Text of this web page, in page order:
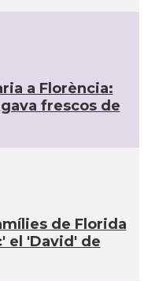
a Florència:
frescos de
de Florida
el 'David' de